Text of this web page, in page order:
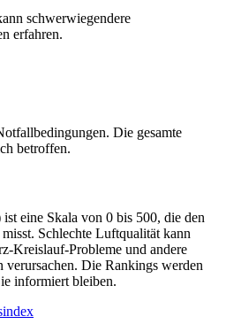
schwerwiegendere
erfahren.
Die gesamte
betroffen.
eine Skala von 0 bis 500, die den
Schlechte Luftqualität kann
Kreislauf-Probleme und andere
verursachen. Die Rankings werden
informiert bleiben.